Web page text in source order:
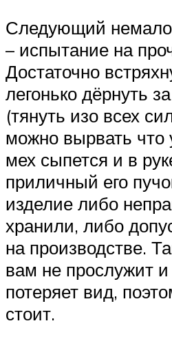
Следующий
– испытание на
Достаточно
легонько дёрнуть
(тянуть изо всех
можно вырвать что
мех сыпется и в
приличный его
изделие либо
хранили, либо
на производстве.
вам не прослужит
потеряет вид,
стоит.